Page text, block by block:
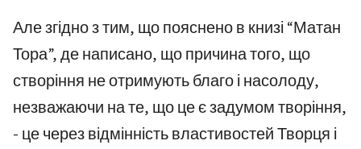
Але згідно з тим, що пояснено в книзі “Матан
Тора”, де написано, що причина того, що
створіння не отримують благо і насолоду,
незважаючи на те, що це є задумом творіння,
- це через відмінність властивостей Творця і